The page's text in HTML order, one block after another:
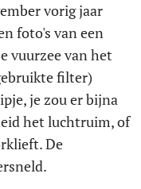
vorig jaar
foto's van een
vuurzee van het
filter)
je zou er bijna
het luchtruim, of
De